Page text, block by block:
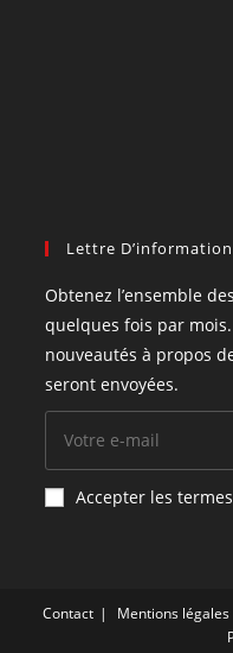
Lettre D’information
Obtenez l’ensemble
quelques fois par
nouveautés à propos
seront envoyées.
Accepter les termes
Contact Mentions légales